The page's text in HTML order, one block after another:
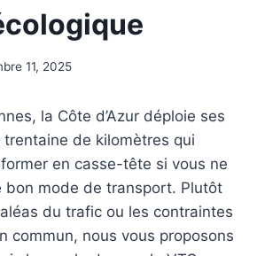
11, 2025
la Côte d’Azur déploie ses
trentaine de kilomètres qui
en casse-tête si vous ne
bon mode de transport. Plutôt
du trafic ou les contraintes
commun, nous vous proposons